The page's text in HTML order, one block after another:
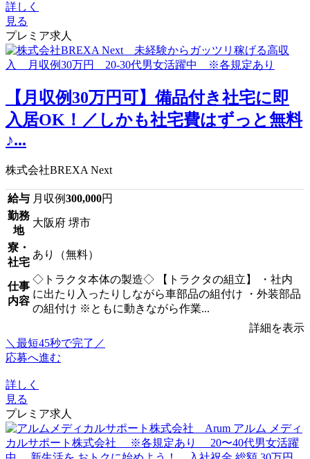
詳しく
見る
プレミア求人
【月収例30万円可】備品付き社宅に即
入居OK！／しかも社宅費はずっと無料
♪...
株式会社BREXA Next
給与 月収例300,000円
勤務
地
大阪府 堺市
寮・
社宅
あり（無料）
仕事
内容
◇トラクタ本体の製造◇ 【トラクタの組立】 ・社内
に出たり入ったりしながら車部品の組付け ・外装部品
の組付け ※ともに動きながら作業...
詳細を表示
＼最短45秒で完了／
応募へ進む
詳しく
見る
プレミア求人